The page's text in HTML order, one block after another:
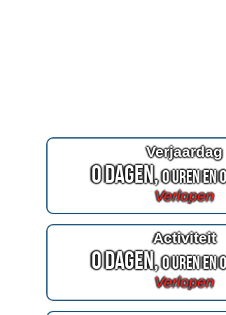
Verjaardag
0 Dagen,0 Uren en
Verlopen
Activiteit
0 Dagen,0 Uren en
Verlopen